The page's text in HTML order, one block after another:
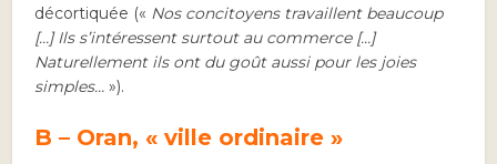
décortiquée (« Nos concitoyens travaillent beaucoup
[…] Ils s’intéressent surtout au commerce […]
Naturellement ils ont du goût aussi pour les joies
simples…»).
B – Oran, « ville ordinaire »